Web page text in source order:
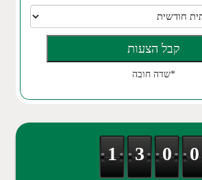
*שדה חובה
0
0
3
1